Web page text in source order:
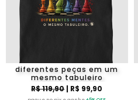
diferentes peças em um
mesmo tabuleiro
R$ 119,90| R$ 99,90